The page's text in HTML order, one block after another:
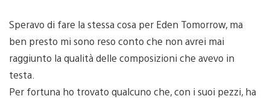
Speravo di fare la stessa cosa per Eden Tomorrow, ma
ben presto mi sono reso conto che non avrei mai
raggiunto la qualità delle composizioni che avevo in
testa.
Per fortuna ho trovato qualcuno che, con i suoi pezzi, ha